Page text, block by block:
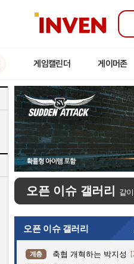
인
게임캘린더 게이머존
오픈 이슈 갤러리 같
오픈 이슈 갤러리
계층 축협 개혁하는 박지성